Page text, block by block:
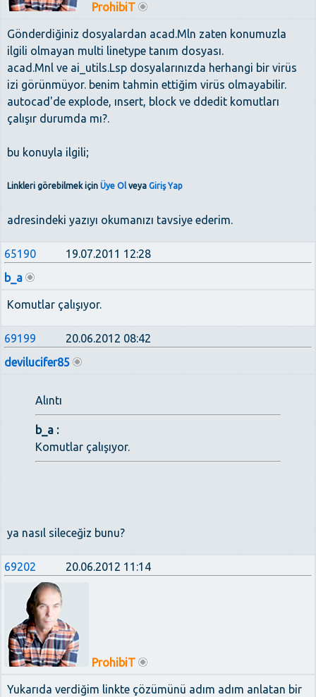
ProhibiT
Gönderdiğiniz dosyalardan acad.Mln zaten konumuzla
ilgili olmayan multi linetype tanım dosyası.
acad.Mnl ve ai_utils.Lsp dosyalarınızda herhangi bir virüs
izi görünmüyor. benim tahmin ettiğim virüs olmayabilir.
autocad'de explode, ınsert, block ve ddedit komutları
çalışır durumda mı?.
bu konuyla ilgili;
Linkleri görebilmek için Üye Olveya Giriş Yap
adresindeki yazıyı okumanızı tavsiye ederim.
65190
19.07.2011 12:28
b_a
Komutlar çalışıyor.
69199
20.06.2012 08:42
devilucifer85
Alıntı
b_a :
Komutlar çalışıyor.
ya nasıl sileceğiz bunu?
69202 20.06.2012 11:14
ProhibiT
Yukarıda verdiğim linkte çözümünü adım adım anlatan bir